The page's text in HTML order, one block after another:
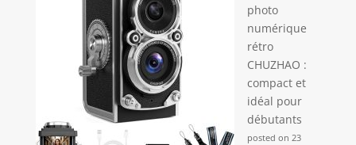
photo
numérique
rétro
CHUZHAO :
compact et
idéal pour
débutants
posted on 23